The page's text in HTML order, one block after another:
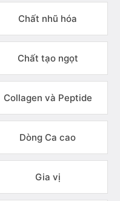
Chất nhũ hóa
Chất tạo ngọt
Collagen và Peptide
Dòng Ca cao
Gia vị